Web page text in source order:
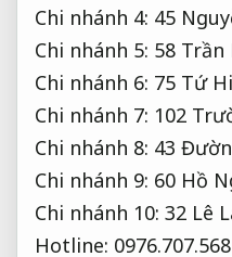
Chi nhánh 4: 45
Chi nhánh 5: 58
Chi nhánh 6: 75 Tứ
Chi nhánh 7: 102
Chi nhánh 8: 43
Chi nhánh 9: 60 Hồ
Chi nhánh 10: 32 Lê
Hotline: 0976.707.568